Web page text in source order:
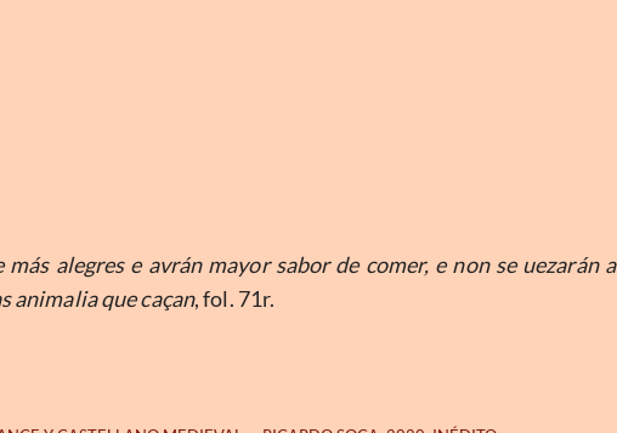
alegres e avrán mayor sabor de comer, e non se uezarán a
animalia que caçan, fol. 71r.